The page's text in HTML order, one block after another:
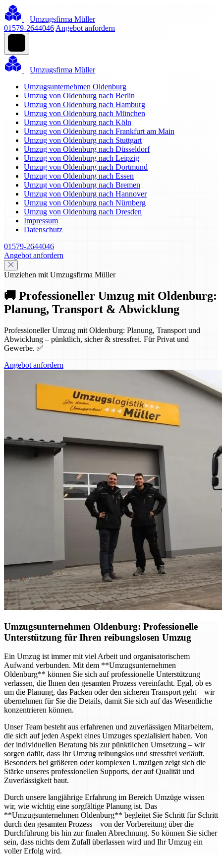
Umzugsfirma Müller
01579-2644046 Angebot anfordern
Umzugsfirma Müller
Umzugsunternehmen Oldenburg
Umzug von Oldenburg nach Berlin
Umzug von Oldenburg nach Hamburg
Umzug von Oldenburg nach München
Umzug von Oldenburg nach Köln
Umzug von Oldenburg nach Frankfurt am Main
Umzug von Oldenburg nach Stuttgart
Umzug von Oldenburg nach Düsseldorf
Umzug von Oldenburg nach Leipzig
Umzug von Oldenburg nach Dortmund
Umzug von Oldenburg nach Essen
Umzug von Oldenburg nach Bremen
Umzug von Oldenburg nach Hannover
Umzug von Oldenburg nach Nürnberg
Umzug von Oldenburg nach Dresden
Impressum
Datenschutz
01579-2644046
Angebot anfordern
Umziehen mit Umzugsfirma Müller
🚚 Professioneller Umzug mit Oldenburg:
Planung, Transport & Abwicklung
Professioneller Umzug mit Oldenburg: Planung, Transport und
Abwicklung – pünktlich, sicher & stressfrei. Für Privat und
Gewerbe. ✅
Angebot anfordern
Umzugsunternehmen Oldenburg: Professionelle
Unterstützung für Ihren reibungslosen Umzug
Ein Umzug ist immer mit viel Arbeit und organisatorischem
Aufwand verbunden. Mit dem **Umzugsunternehmen
Oldenburg** können Sie sich auf professionelle Unterstützung
verlassen, die Ihnen den gesamten Prozess vereinfacht. Egal, ob es
um die Planung, das Packen oder den sicheren Transport geht – wir
übernehmen für Sie die Details, damit Sie sich auf das Wesentliche
konzentrieren können.
Unser Team besteht aus erfahrenen und zuverlässigen Mitarbeitern,
die sich auf jeden Aspekt eines Umzuges spezialisiert haben. Von
der individuellen Beratung bis zur pünktlichen Umsetzung – wir
sorgen dafür, dass Ihr Umzug reibungslos und stressfrei verläuft.
Besonders bei größeren oder komplexen Umzügen zeigt sich die
Stärke unseres professionellen Supports, der auf Qualität und
Zuverlässigkeit baut.
Durch unsere langjährige Erfahrung im Bereich Umzüge wissen
wir, wie wichtig eine sorgfältige Planung ist. Das
**Umzugsunternehmen Oldenburg** begleitet Sie Schritt für Schritt
durch den gesamten Prozess – von der Vorbereitung über die
Durchführung bis hin zur finalen Abrechnung. So können Sie sicher
sein, dass nichts dem Zufall überlassen wird und Ihr Umzug ein
voller Erfolg wird.